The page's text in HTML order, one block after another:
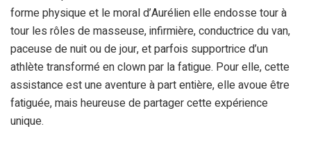
forme physique et le moral d’Aurélien elle endosse tour à
tour les rôles de masseuse, infirmière, conductrice du van,
paceuse de nuit ou de jour, et parfois supportrice d’un
athlète transformé en clown par la fatigue. Pour elle, cette
assistance est une aventure à part entière, elle avoue être
fatiguée, mais heureuse de partager cette expérience
unique.